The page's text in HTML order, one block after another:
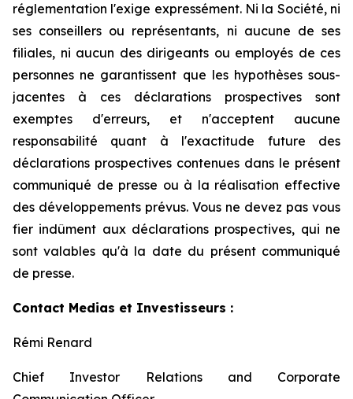
réglementation l'exige expressément. Ni la Société, ni
ses conseillers ou représentants, ni aucune de ses
filiales, ni aucun des dirigeants ou employés de ces
personnes ne garantissent que les hypothèses sous-
jacentes à ces déclarations prospectives sont
exemptes d'erreurs, et n'acceptent aucune
responsabilité quant à l'exactitude future des
déclarations prospectives contenues dans le présent
communiqué de presse ou à la réalisation effective
des développements prévus. Vous ne devez pas vous
fier indûment aux déclarations prospectives, qui ne
sont valables qu'à la date du présent communiqué
de presse.
Contact Medias et Investisseurs :
Rémi Renard
Chief Investor Relations and Corporate